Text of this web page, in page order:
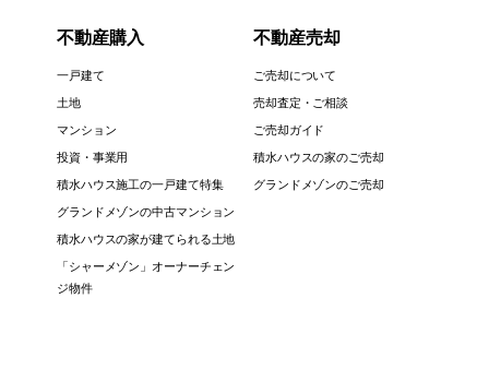
不動産購入
一戸建て
土地
マンション
投資・事業用
積水ハウス施工の一戸建て特集
グランドメゾンの中古マンション
積水ハウスの家が建てられる土地
「シャーメゾン」オーナーチェン
ジ物件
不動産売却
ご売却について
売却査定・ご相談
ご売却ガイド
積水ハウスの家のご売却
グランドメゾンのご売却